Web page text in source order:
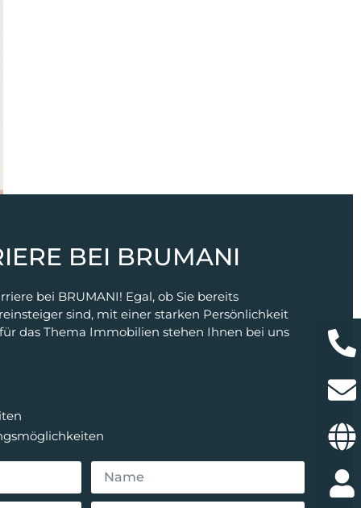
BEI BRUMANI
bei BRUMANI! Egal, ob Sie bereits
sind, mit einer starken Persönlichkeit
das Thema Immobilien stehen Ihnen bei uns